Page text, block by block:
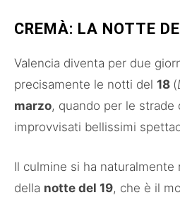
CREMÀ: LA NOTTE
Valencia diventa per due
precisamente le notti del 18 (
marzo, quando per le strade
improvvisati bellissimi
Il culmine si ha naturalmente
della notte del 19, che è il